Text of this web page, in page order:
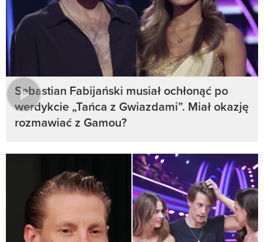
Sebastian Fabijański musiał ochłonąć po
werdykcie „Tańca z Gwiazdami”. Miał okazję
rozmawiać z Gamou?